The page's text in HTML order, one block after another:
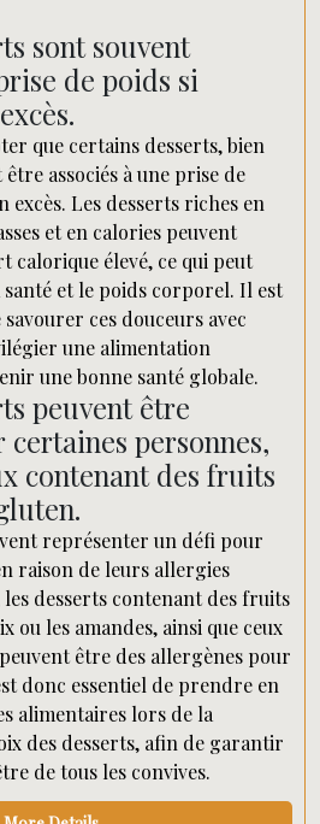
sont souvent
de poids si
que certains desserts, bien
associés à une prise de
excès. Les desserts riches en
et en calories peuvent
calorique élevé, ce qui peut
et le poids corporel. Il est
ces douceurs avec
une alimentation
une bonne santé globale.
peuvent être
personnes,
contenant des fruits
représenter un défi pour
raison de leurs allergies
desserts contenant des fruits
ou les amandes, ainsi que ceux
être des allergènes pour
donc essentiel de prendre en
alimentaires lors de la
des desserts, afin de garantir
de tous les convives.